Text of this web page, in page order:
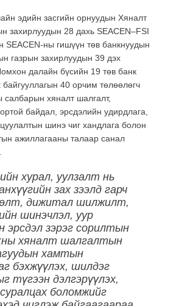
эдийн засгийн орнуудын Хяналт
захирлуудын 28 дахь SEACEN–FSI
SEACEN-ны гишүүн төв банкнуудын
газрын захирлуудын 39 дэх
далайн бүсийн 19 төв банк
байгууллагын 40 орчим төлөөлөгч
хяналт шалгалт,
байдал, эрсдэлийн удирдлага,
шинэ чиг хандлага болон
ажиллагааны талаар санал
хурал, уулзалт нь
зах зээлд гарч
дижитал шилжилт,
шинэчлэл, уур
эрсдэл зэрэг сорилтын
хяналт шалгалтын
хамтын
бэхжүүлэх, шилдэг
түгээн дэлгэрүүлэх,
боломжийг